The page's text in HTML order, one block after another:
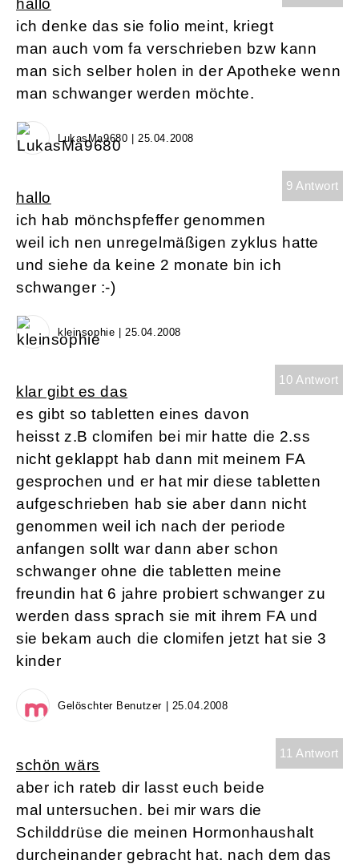
hallo
ich denke das sie folio meint, kriegt
man auch vom fa verschrieben bzw kann
man sich selber holen in der Apotheke wenn
man schwanger werden möchte.
LukasMa9680 | 25.04.2008
9 Antwort
hallo
ich hab mönchspfeffer genommen
weil ich nen unregelmäßigen zyklus hatte
und siehe da keine 2 monate bin ich
schwanger :-)
kleinsophie | 25.04.2008
10 Antwort
klar gibt es das
es gibt so tabletten eines davon
heisst z.B clomifen bei mir hatte die 2.ss
nicht geklappt hab dann mit meinem FA
gesprochen und er hat mir diese tabletten
aufgeschrieben hab sie aber dann nicht
genommen weil ich nach der periode
anfangen sollt war dann aber schon
schwanger ohne die tabletten meine
freundin hat 6 jahre probiert schwanger zu
werden dass sprach sie mit ihrem FA und
sie bekam auch die clomifen jetzt hat sie 3
kinder
Gelöschter Benutzer | 25.04.2008
11 Antwort
schön wärs
aber ich rateb dir lasst euch beide
mal untersuchen. bei mir wars die
Schilddrüse die meinen Hormonhaushalt
durcheinander gebracht hat. nach dem das